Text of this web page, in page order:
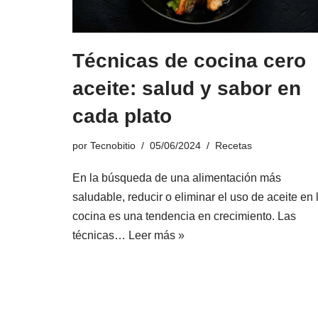
Técnicas de cocina cero
aceite: salud y sabor en
cada plato
por Tecnobitio 05/06/2024 Recetas
En la búsqueda de una alimentación más
saludable, reducir o eliminar el uso de aceite en
cocina es una tendencia en crecimiento. Las
técnicas… Leer más »